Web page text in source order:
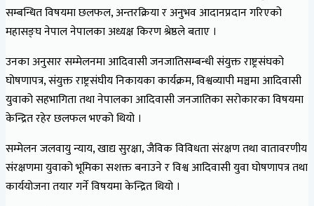
सम्बन्धित विषयमा छलफल, अन्तरक्रिया र अनुभव आदानप्रदान गरिएको
महासङ्घ नेपाल नेपालका अध्यक्ष किरण श्रेष्ठले बताए ।
उनका अनुसार सम्मेलनमा आदिवासी जनजातिसम्बन्धी संयुक्त राष्ट्रसंघको
घोषणापत्र, संयुक्त राष्ट्रसंघीय निकायका कार्यक्रम, विश्वव्यापी मञ्चमा आदिवासी
युवाको सहभागिता तथा नेपालका आदिवासी जनजातिका सरोकारका विषयमा
केन्द्रित रहेर छलफल भएको थियो ।
सम्मेलन जलवायु न्याय, खाद्य सुरक्षा, जैविक विविधता संरक्षण तथा वातावरणीय
संरक्षणमा युवाको भूमिका सशक्त बनाउने र विश्व आदिवासी युवा घोषणापत्र तथा
कार्ययोजना तयार गर्ने विषयमा केन्द्रित थियो ।